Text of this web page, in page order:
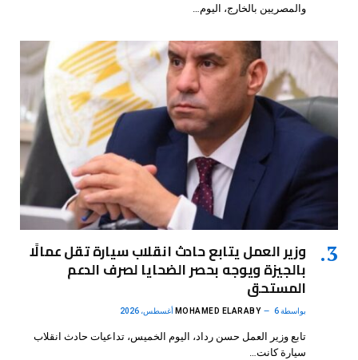
والمصريين بالخارج، اليوم…
وزير العمل يتابع حادث انقلاب سيارة تقل عمالًا
بالجيزة ويوجه بحصر الضحايا لصرف الدعم
المستحق
بواسطة MOHAMED ELARABY 6 أغسطس، 2026
تابع وزير العمل حسن رداد، اليوم الخميس، تداعيات حادث انقلاب
سيارة كانت…